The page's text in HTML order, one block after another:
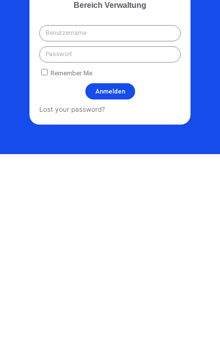
Bereich Verwaltung
Remember Me
Anmelden
Lost your password?